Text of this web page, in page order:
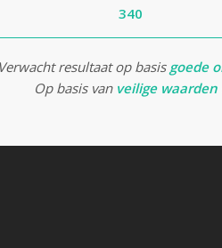
340
resultaat op basisgoede
Op basis van veilige waarden